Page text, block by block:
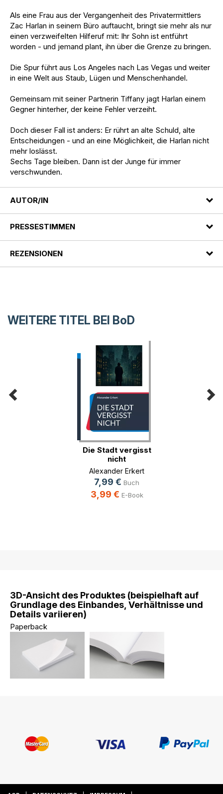
Als eine Frau aus der Vergangenheit des Privatermittlers
Zac Harlan in seinem Büro auftaucht, bringt sie mehr als nur
einen verzweifelten Hilferuf mit: Ihr Sohn ist entführt
worden - und jemand plant, ihn über die Grenze zu bringen.
Die Spur führt aus Los Angeles nach Las Vegas und weiter
in eine Welt aus Staub, Lügen und Menschenhandel.
Gemeinsam mit seiner Partnerin Tiffany jagt Harlan einem
Gegner hinterher, der keine Fehler verzeiht.
Doch dieser Fall ist anders: Er rührt an alte Schuld, alte
Entscheidungen - und an eine Möglichkeit, die Harlan nicht
mehr loslässt.
Sechs Tage bleiben. Dann ist der Junge für immer
verschwunden.
AUTOR/IN
PRESSESTIMMEN
REZENSIONEN
WEITERE TITEL BEI BoD
Die Stadt vergisst
nicht
Alexander Erkert
7,99 € Buch
3,99 € E-Book
3D-Ansicht des Produktes (beispielhaft auf
Grundlage des Einbandes, Verhältnisse und
Details variieren)
Paperback